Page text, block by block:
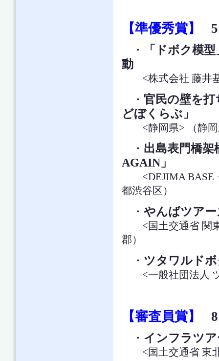
【準優秀賞】 5
・
「ドボク模
動
<株式会社 藤井基
・ 官民の壁を
どぼくらぶ」
<静岡県> （静岡
・ 出島表門橋
AGAIN」
<DEJIMA BASE・
都渋谷区）
・ やんばツアー
<国土交通省 関東
郡）
・ ツタワルド
<一般社団法人 ツ
【審査員賞】 8
・ インフラツ
<国土交通省 東北